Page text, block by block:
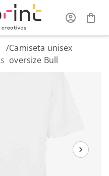
/Camiseta unisex
oversize Bull